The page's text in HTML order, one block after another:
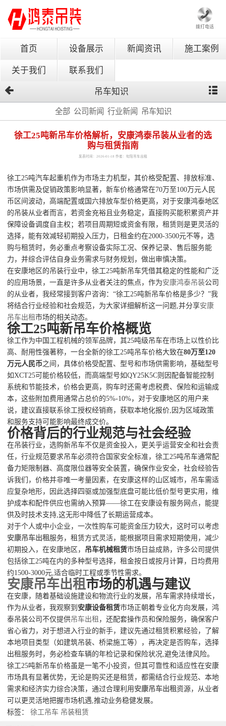
拨打电话
首页 设备展示 新闻资讯 施工案例
关于我们 联系我们
吊车知识
全部 公司新闻 行业新闻 吊车知识
徐工25吨新吊车价格解析，安康鸿泰吊装从业者的选
购与租赁指南
发表时间：2026-01-18 作者：旬阳吊车出租
徐工25吨汽车起重机作为市场主力机型，其价格受配置、排放标准、
市场供需及促销政策影响显著，新车价格通常在70万至100万元人民
币区间波动，高端配置或国六排放车型价格更高，对于安康鸿泰地区
的吊装从业者而言，若资金充裕且业务稳定，直接购买能积累资产并
保障设备调度自主权；若项目周期短或资金有限，租赁则是更灵活的
选择，能有效减轻初期投入压力，日租金约在2000-3500元不等，选
购与租赁时，务必重点考察设备实际工况、保养记录、售后服务能
力，并综合评估自身业务需求与财务规划，做出审慎决策。
在安康地区的吊装行业中，徐工25吨新吊车凭借其稳定的性能和广泛
的应用场景，一直是许多从业者关注的焦点，作为安康鸿泰吊装公司
的从业者，我经常接到客户咨询：“徐工25吨新吊车价格是多少？”我
将结合行业经验和社会规范，为大家详细解析这一问题,并分享安康
吊车出租 市场的相关动态。
徐工25吨新吊车价格概览
徐工作为中国工程机械的领军品牌，其25吨级吊车在市场上以性价比
高、耐用性强著称，一台全新的徐工25吨吊车价格大致在80万至120
万元人民币之间，具体价格受配置、型号和市场供需影响，基础型号
如XCT25可能价格较低，而高端型号如QY25K5C则因配备智能控制
系统和节能技术，价格会更高，购车时还需考虑税费、保险和运输成
本，这些附加费用通常占总价的5%-10%，对于安康地区的用户来
说，建议直接联系徐工授权经销商，获取本地化报价,因为区域政策
和服务支持可能影响最终成交价。
价格背后的行业规范与社会经验
在吊装行业，选购新吊车不仅是资金投入，更关乎运营安全和社会责
任，行业规范要求吊车必须符合国家安全标准，徐工25吨吊车通常配
备力矩限制器、高度限位器等安全装置，确保作业安全，社会经验告
诉我们，价格并非唯一考量因素，在安康这样的山区城市，吊车需适
应复杂地形，因此选择四驱或加强型底盘可能比低价型号更实用，维
护成本和配件供应也需纳入预算——徐工在安康设有服务网点，能提
供及时技术支持,这无形中降低了长期运营成本。
对于个人或中小企业，一次性购车可能资金压力较大，这时可以考虑
安康吊车出租服务，租赁方式灵活，能根据项目需求短期使用，减少
初期投入，在安康地区， 吊车机械租赁市场日益成熟，许多公司提供
包括徐工25吨在内的多种型号选择，租金按日或按月计算，日均费用
约1500-3000元,适合临时工程或季节性需求。
安康吊车出租市场的机遇与建议
在安康，随着基础设施建设和物流行业的发展，吊车需求持续增长，
作为从业者，我观察到 安康设备租赁市场正朝着专业化方向发展，鸿
泰吊装公司不仅提供吊车出租 ，还配套操作员和保险服务，确保客户
省心省力，对于想进入行业的新手，建议先通过租赁积累经验，了解
本地项目类型（如建筑吊装、桥梁施工等），再决定是否购车，选择
出租服务时，务必检查车辆的年检记录和保险状况,避免法律风险。
徐工25吨新吊车价格虽是一笔不小投资，但其可靠性和适应性在安康
市场具有显著优势，无论是购买还是租赁，都需结合行业规范、本地
需求和经济实力综合决策，通过合理利用 安康吊车出租资源，从业者
可以更灵活地把握市场机遇,推动业务稳健发展。
标签： 徐工吊车 吊装租赁